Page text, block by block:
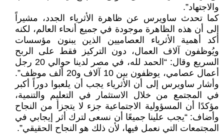
والاجتهاد”.
كما تحدث ساويرس عن ظاهرة الأثرياء الجدد، مشيراً
إلى أن هذه الظاهرة موجودة في جميع أنحاء العالم، لكنه
أكد أهمية الأثرياء العصاميين الذين يبنون مؤسسات
ويُوظفون آلاف العمال، دون التركيز فقط على الربح
السريع وقال: “الحمد لله، في مصر لدينا حوالي 20 رجل
أعمال عصامي، يوظفون بين 10 آلاف و20 ألف موظف”.
وأشار ساويرس إلى أن الأثرياء يجب أن يلعبوا دوراً أكبر
في المجتمع من خلال الاستثمار في التعليم والتنمية،
مؤكدًا أن المسؤولية الاجتماعية جزء لا يتجزأ من النجاح
وأضاف: “يجب علينا جميعًا أن نسعى لترك أثر إيجابي في
المجتمعات التي نعمل فيها، لأن ذلك هو النجاح الحقيقي”.